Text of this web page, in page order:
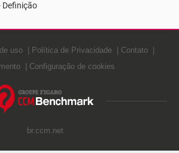
Definição
uso Política de Privacidade
Contato
Configuração de cookies
br.ccm.net